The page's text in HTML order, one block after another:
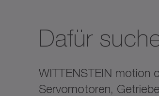
Dafür
WITTENSTEIN motion
Servomotoren,